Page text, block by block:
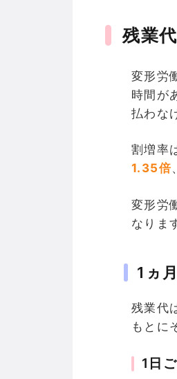
残業
変形労
時間が
払わな
割増率
1.35倍
変形労
なりま
1ヵ
残業代
もとに
1日